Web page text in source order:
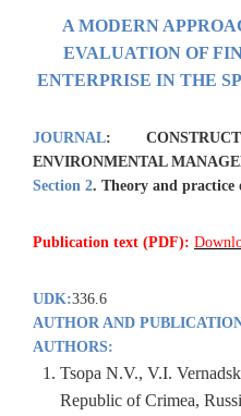
A MODERN
EVALUATION OF
ENTERPRISE IN THE
JOURNAL:
ENVIRONMENTAL
Section 2. Theory and practice
Publication text (PDF):
UDK:336.6
AUTHOR AND
AUTHORS:
Tsopa N.V., V.I.
Republic of Crimea,